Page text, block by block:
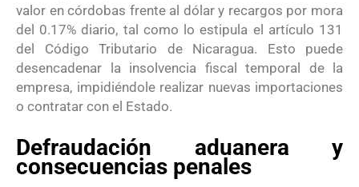
valor en córdobas frente al dólar y recargos por mora
del 0.17% diario, tal como lo estipula el artículo 131
del Código Tributario de Nicaragua. Esto puede
desencadenar la insolvencia fiscal temporal de la
empresa, impidiéndole realizar nuevas importaciones
o contratar con el Estado.
Defraudación aduanera y
consecuencias penales